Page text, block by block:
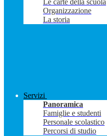
Le carte della scuola
Organizzazione
La storia
Servizi
Panoramica
Famiglie e studenti
Personale scolastico
Percorsi di studio